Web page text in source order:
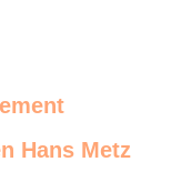
Hans Metz